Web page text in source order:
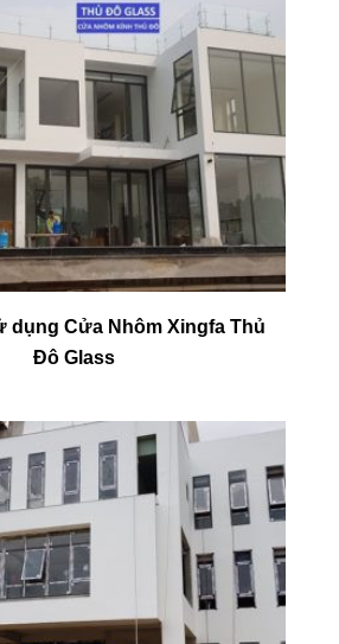
dụng Cửa Nhôm Xingfa Thủ
Đô Glass